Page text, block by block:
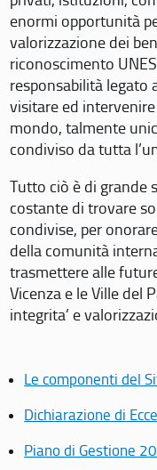
enormi opportunità
valorizzazione dei
riconoscimento
responsabilità legato
visitare ed
mondo, talmente
condiviso da tutta
Tutto ciò è di grande
costante di trovare
condivise, per
della comunità
trasmettere alle
Vicenza e le Ville del
integrita’ e
Le componenti del
Dichiarazione di
Piano di Gestione